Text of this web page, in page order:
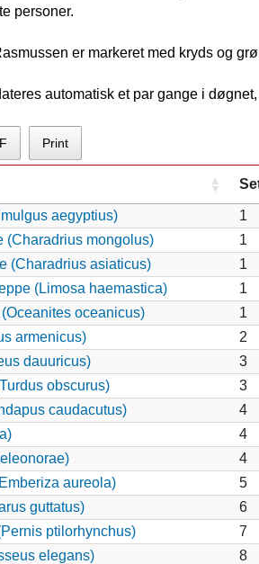
personer.
er markeret med kryds og
automatisk et par gange i
Print
aegyptius)
1
mongolus)
1
(Charadrius asiaticus)
1
(Limosa haemastica)
1
oceanicus)
1
armenicus)
2
dauuricus)
3
obscurus)
3
caudacutus)
4
4
4
aureola)
5
guttatus)
6
ptilorhynchus)
7
elegans)
8